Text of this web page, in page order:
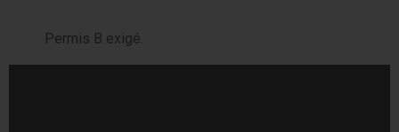
Permis B exigé.